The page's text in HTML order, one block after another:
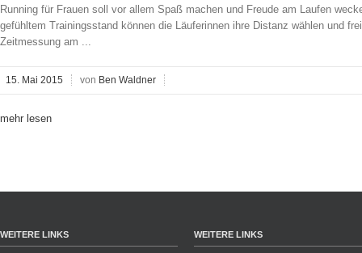
Running für Frauen soll vor allem Spaß machen und Freude am Laufen
gefühltem Trainingsstand können die Läuferinnen ihre Distanz wählen und
Zeitmessung am ...
15. Mai 2015 von Ben Waldner
mehr lesen
WEITERE LINKS WEITERE LINKS